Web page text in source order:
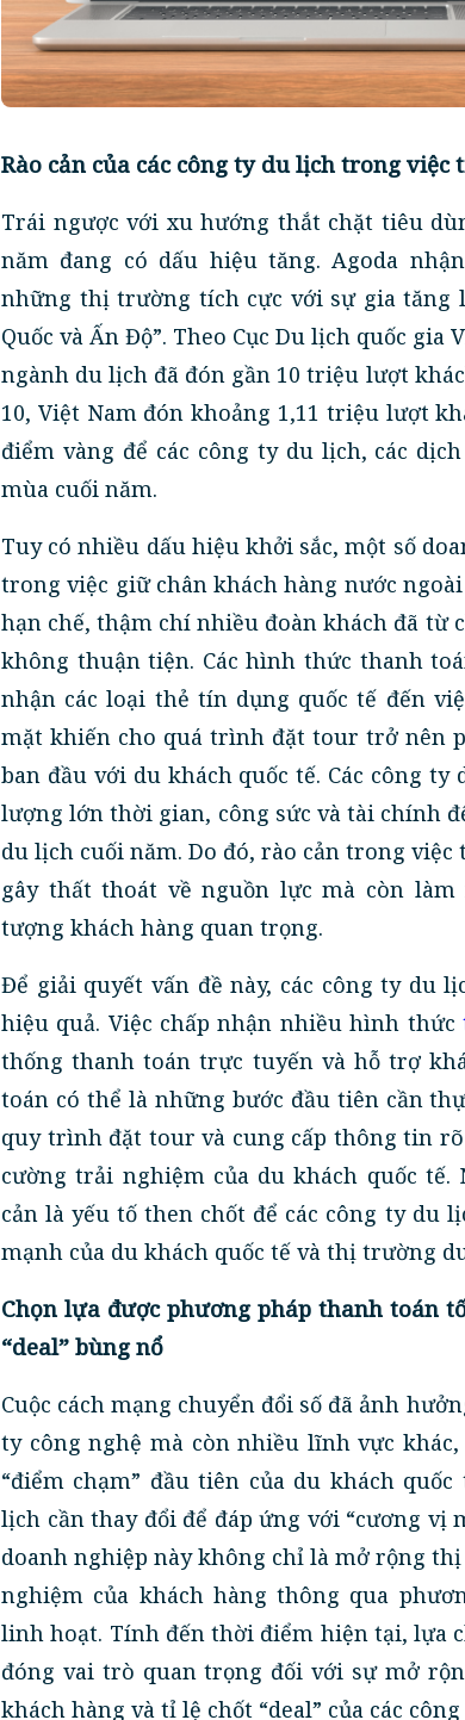
Rào cản của các công ty du lịch trong việc
Trái ngược với xu hướng thắt chặt tiêu
năm đang có dấu hiệu tăng. Agoda
những thị trường tích cực với sự gia tăng
Quốc và Ấn Độ”. Theo Cục Du lịch quốc gia
ngành du lịch đã đón gần 10 triệu lượt
10, Việt Nam đón khoảng 1,11 triệu lượt
điểm vàng để các công ty du lịch, các
mùa cuối năm.
Tuy có nhiều dấu hiệu khởi sắc, một số
trong việc giữ chân khách hàng nước
hạn chế, thậm chí nhiều đoàn khách đã từ
không thuận tiện. Các hình thức thanh
nhận các loại thẻ tín dụng quốc tế đến
mặt khiến cho quá trình đặt tour trở nên
ban đầu với du khách quốc tế. Các công
lượng lớn thời gian, công sức và tài chính
du lịch cuối năm. Do đó, rào cản trong
gây thất thoát về nguồn lực mà còn
tượng khách hàng quan trọng.
Để giải quyết vấn đề này, các công ty du
hiệu quả. Việc chấp nhận nhiều hình thức
thống thanh toán trực tuyến và hỗ trợ
toán có thể là những bước đầu tiên cần
quy trình đặt tour và cung cấp thông tin
cường trải nghiệm của du khách quốc
cản là yếu tố then chốt để các công ty du
mạnh của du khách quốc tế và thị trường
Chọn lựa được phương pháp thanh toán
“deal” bùng nổ
Cuộc cách mạng chuyển đổi số đã ảnh
ty công nghệ mà còn nhiều lĩnh vực
“điểm chạm” đầu tiên của du khách
lịch cần thay đổi để đáp ứng với “cương vị
doanh nghiệp này không chỉ là mở rộng
nghiệm của khách hàng thông qua
linh hoạt. Tính đến thời điểm hiện tại, lựa
đóng vai trò quan trọng đối với sự mở
khách hàng và tỉ lệ chốt “deal” của các